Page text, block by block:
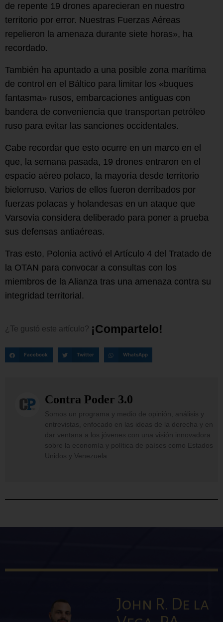
de repente 19 drones aparecieran en nuestro
territorio por error. Nuestras Fuerzas Aéreas
repelieron la amenaza durante siete horas», ha
recordado.
También ha apuntado a una posible zona marítima
de control en el Báltico para limitar los «buques
fantasma» rusos, embarcaciones antiguas con
bandera de conveniencia que transportan petróleo
ruso para evitar las sanciones occidentales.
Cabe recordar que esto ocurre en un marco en el
que, la semana pasada, 19 drones entraron en el
espacio aéreo polaco, la mayoría desde territorio
bielorruso. Varios de ellos fueron derribados por
fuerzas polacas y holandesas en un ataque que
Varsovia considera deliberado para poner a prueba
sus defensas antiaéreas.
Tras esto, Polonia activó el Artículo 4 del Tratado de
la OTAN para convocar a consultas con los
miembros de la Alianza tras una amenaza contra su
integridad territorial.
¿Te gustó este artículo? ¡Comparte o!
Facebook Twitter WhatsApp
Contra Poder 3.0
Somos un programa y medio de opinión, análisis y
entrevistas, enfocado en las ideas de la derecha y en
dar ventana a los jóvenes con una visión innovadora
sobre la economía y política de países como Estados
Unidos y Venezuela.
John R. De la